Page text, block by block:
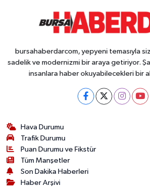
bursahaberdarcom, yepyeni temasıyla
sadelik ve modernizmi bir araya getiriyor.
insanlara haber okuyabilecekleri bir
Hava Durumu
Trafik Durumu
Puan Durumu ve Fikstür
Tüm Manşetler
Son Dakika Haberleri
Haber Arşivi